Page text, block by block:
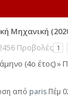
Μηχανική
Προβολές 1
(4ο έτος)»
από paris Πέμ